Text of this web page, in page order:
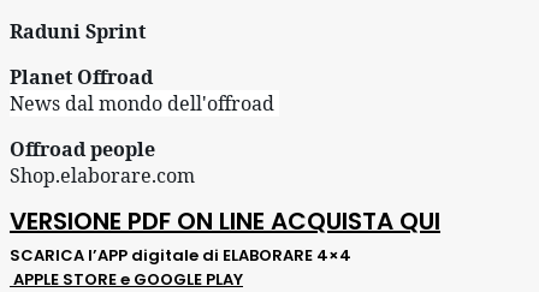
Raduni Sprint
Planet Offroad
News dal mondo dell'offroad
Offroad people
Shop.elaborare.com
VERSIONE PDF ON LINE ACQUISTA QUI
SCARICA l’APP digitale di ELABORARE 4×4
APPLE STORE e GOOGLE PLAY